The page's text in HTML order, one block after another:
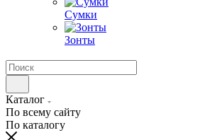
Сумки
Зонты
Каталог
По всему сайту
По каталогу